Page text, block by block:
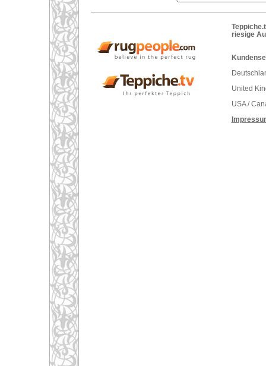
riesige
United
USA /